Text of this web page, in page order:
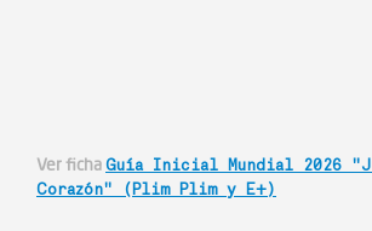
Ver fichaGuía Inicial Mundial 2026
Corazón" (Plim Plim y E+)